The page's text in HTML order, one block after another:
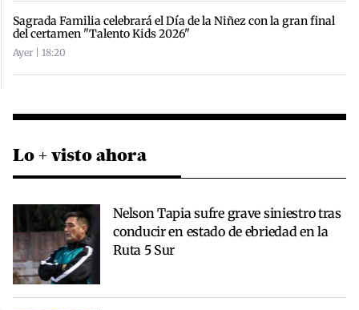
Sagrada Familia celebrará el Día de la Niñez con la gran final
del certamen "Talento Kids 2026"
Ayer | 18:20
Lo + visto ahora
Nelson Tapia sufre grave siniestro tras
conducir en estado de ebriedad en la
Ruta 5 Sur